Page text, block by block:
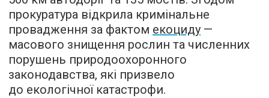
прокуратура відкрила кримінальне
провадження за фактом екоциду —
масового знищення рослин та численних
порушень природоохоронного
законодавства, які призвело
до екологічної катастрофи.